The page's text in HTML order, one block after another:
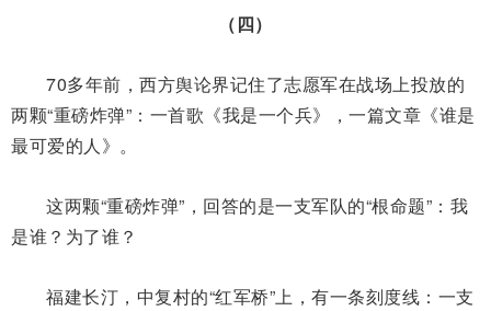
（四）
70多年前，西方舆论界记住了志愿军在战场上投放的
两颗“重磅炸弹”：一首歌《我是一个兵》，一篇文章《谁是
最可爱的人》。
这两颗“重磅炸弹”，回答的是一支军队的“根命题”：我
是谁？为了谁？
福建长汀，中复村的“红军桥”上，有一条刻度线：一支